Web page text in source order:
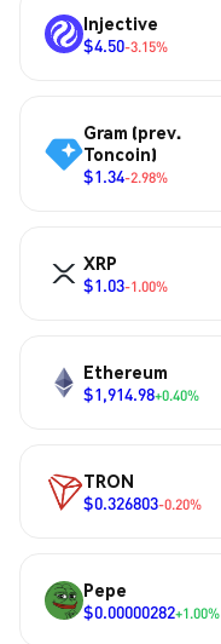
Injective
$4.50-3.15%
Gram (prev.
Toncoin)
$1.34-2.98%
XRP
$1.03-1.00%
Ethereum
$1,914.98+0.40%
TRON
$0.326803-0.20%
Pepe
$0.00000282+1.00%